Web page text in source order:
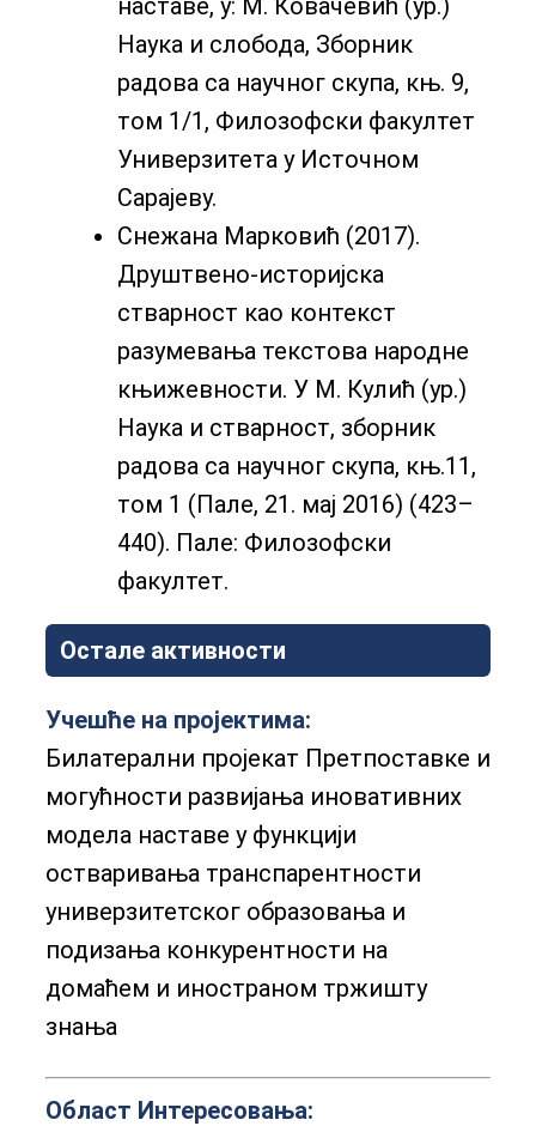
Наука и слобода, Зборник
радова са научног скупа, књ. 9,
том 1/1, Филозофски факултет
Универзитета у Источном
Сарајеву.
Снежана Марковић (2017).
Друштвено-историјска
стварност као контекст
разумевања текстова народне
књижевности. У М. Кулић (ур.)
Наука и стварност, зборник
радова са научног скупа, књ.11,
том 1 (Пале, 21. мај 2016) (423–
440). Пале: Филозофски
факултет.
Остале активности
Учешће на пројектима:
Билатерални пројекат Претпоставке и
могућности развијања иновативних
модела наставе у функцији
остваривања транспарентности
универзитетског образовања и
подизања конкурентности на
домаћем и иностраном тржишту
знања
Област Интересовања: